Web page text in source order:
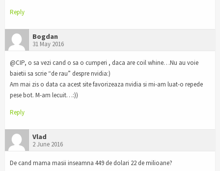
Reply
Bogdan
31 May 2016
@CIP, o sa vezi cand o sa o cumperi , daca are coil whine…Nu au voie
baietii sa scrie “de rau” despre nvidia:)
Am mai zis o data ca acest site favorizeaza nvidia si mi-am luat-o repede
pese bot. M-am lecuit…:))
Reply
Vlad
2 June 2016
De cand mama masii inseamna 449 de dolari 22 de milioane?